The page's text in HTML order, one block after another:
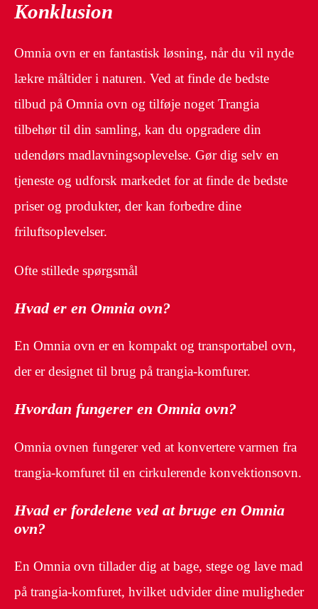
Konklusion
Omnia ovn er en fantastisk løsning, når du vil nyde
lækre måltider i naturen. Ved at finde de bedste
tilbud på Omnia ovn og tilføje noget Trangia
tilbehør til din samling, kan du opgradere din
udendørs madlavningsoplevelse. Gør dig selv en
tjeneste og udforsk markedet for at finde de bedste
priser og produkter, der kan forbedre dine
friluftsoplevelser.
Ofte stillede spørgsmål
Hvad er en Omnia ovn?
En Omnia ovn er en kompakt og transportabel ovn,
der er designet til brug på trangia-komfurer.
Hvordan fungerer en Omnia ovn?
Omnia ovnen fungerer ved at konvertere varmen fra
trangia-komfuret til en cirkulerende konvektionsovn.
Hvad er fordelene ved at bruge en Omnia
ovn?
En Omnia ovn tillader dig at bage, stege og lave mad
på trangia-komfuret, hvilket udvider dine muligheder